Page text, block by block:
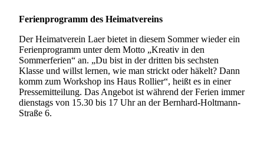
Ferienprogramm des Heimatvereins
Der Heimatverein Laer bietet in diesem Sommer wieder ein
Ferienprogramm unter dem Motto „Kreativ in den
Sommerferien“ an. „Du bist in der dritten bis sechsten
Klasse und willst lernen, wie man strickt oder häkelt? Dann
komm zum Workshop ins Haus Rollier“, heißt es in einer
Pressemitteilung. Das Angebot ist während der Ferien immer
dienstags von 15.30 bis 17 Uhr an der Bernhard-Holtmann-
Straße 6.